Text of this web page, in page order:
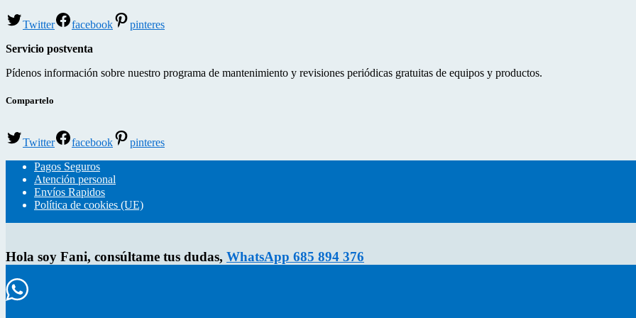
Twitter facebook
pinteres
Servicio postventa
Pídenos información sobre nuestro programa de mantenimiento y revisiones periódicas gratuitas de equipos y productos.
Compartelo
Twitter facebook
pinteres
Pagos Seguros
Atención personal
Envíos Rapidos
Política de cookies (UE)
Hola soy Fani, consúltame tus dudas, WhatsApp 685 894 376